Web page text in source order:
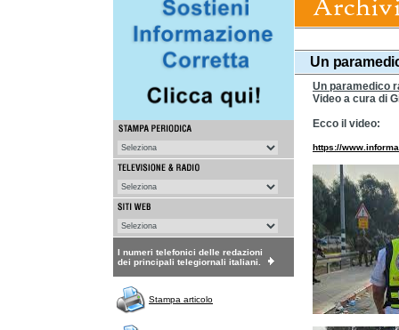
I numeri telefonici delle redazioni
dei principali telegiornali italiani.
Stampa articolo
Un
Un paramedico
Video a cura di
Ecco il video:
https://